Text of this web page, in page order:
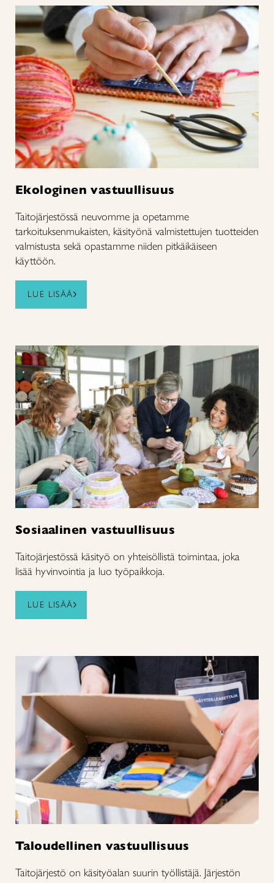
Ekologinen vastuullisuus
Taitojärjestössä neuvomme ja opetamme
tarkoituksenmukaisten, käsityönä valmistettujen tuotteiden
valmistusta sekä opastamme niiden pitkäikäiseen
käyttöön.
LUE LISÄÄ
Sosiaalinen vastuullisuus
Taitojärjestössä käsityö on yhteisöllistä toimintaa, joka
lisää hyvinvointia ja luo työpaikkoja.
LUE LISÄÄ
Taloudellinen vastuullisuus
Taitojärjestö on käsityöalan suurin työllistäjä. Järjestön